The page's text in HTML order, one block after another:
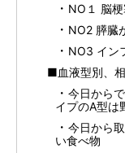
NO１ 脳
NO2 膵臓
NO3 イン
■血液型別、
今日から
イプのA型は
今日から
い食べ物